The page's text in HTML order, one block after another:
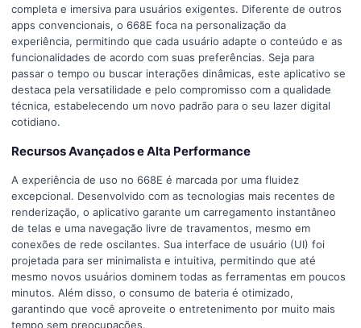
completa e imersiva para usuários exigentes. Diferente de outros
apps convencionais, o 668E foca na personalização da
experiência, permitindo que cada usuário adapte o conteúdo e as
funcionalidades de acordo com suas preferências. Seja para
passar o tempo ou buscar interações dinâmicas, este aplicativo se
destaca pela versatilidade e pelo compromisso com a qualidade
técnica, estabelecendo um novo padrão para o seu lazer digital
cotidiano.
Recursos Avançados e Alta Performance
A experiência de uso no 668E é marcada por uma fluidez
excepcional. Desenvolvido com as tecnologias mais recentes de
renderização, o aplicativo garante um carregamento instantâneo
de telas e uma navegação livre de travamentos, mesmo em
conexões de rede oscilantes. Sua interface de usuário (UI) foi
projetada para ser minimalista e intuitiva, permitindo que até
mesmo novos usuários dominem todas as ferramentas em poucos
minutos. Além disso, o consumo de bateria é otimizado,
garantindo que você aproveite o entretenimento por muito mais
tempo sem preocupações.